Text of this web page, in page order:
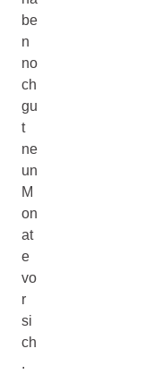
be
n
no
ch
gu
t
ne
un
M
on
at
e
vo
r
si
ch
.